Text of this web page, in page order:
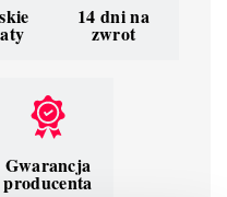
14 dni na
zwrot
Gwarancja
producenta